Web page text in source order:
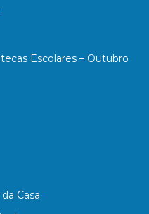
Escolares – Outubro
Casa